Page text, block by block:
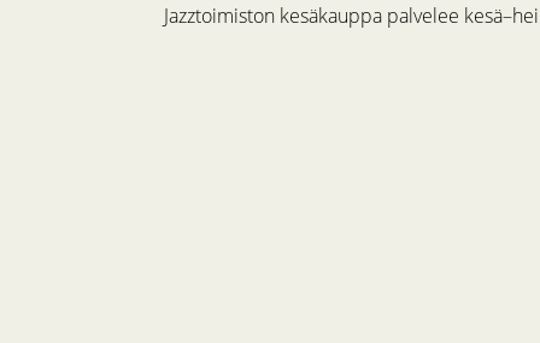
Jazztoimiston kesäkauppa palvelee